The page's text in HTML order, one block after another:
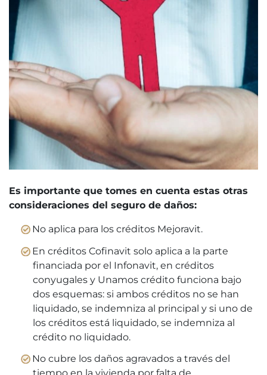
Es importante que tomes en cuenta estas otras
consideraciones del seguro de daños:
No aplica para los créditos Mejoravit.
En créditos Cofinavit solo aplica a la parte
financiada por el Infonavit, en créditos
conyugales y Unamos crédito funciona bajo
dos esquemas: si ambos créditos no se han
liquidado, se indemniza al principal y si uno de
los créditos está liquidado, se indemniza al
crédito no liquidado.
No cubre los daños agravados a través del